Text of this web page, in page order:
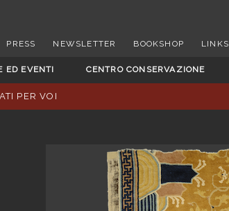
PRESS NEWSLETTER BOOKSHOP LINKS
ED EVENTI CENTRO CONSERVAZIONE
PER VOI